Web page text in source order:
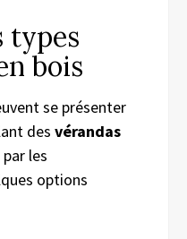
types
bois
se présenter
des vérandas
les
options